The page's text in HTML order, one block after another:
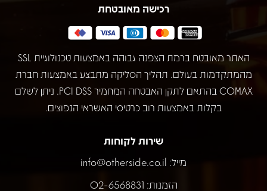
רכישה מאובטחת
האתר מאובטח ברמת הצפנה גבוהה באמצעות טכנולוגיית SSL
מהמתקדמות בעולם. תהליך הסליקה מתבצע באמצעות חברת
COMAX בהתאם לתקן האבטחה המחמיר PCI DSS. ניתן לשלם
בקלות באמצעות רוב כרטיסי האשראי הנפוצים.
שירות לקוחות
מייל: info@otherside.co.il
הזמנות: 02-6568831